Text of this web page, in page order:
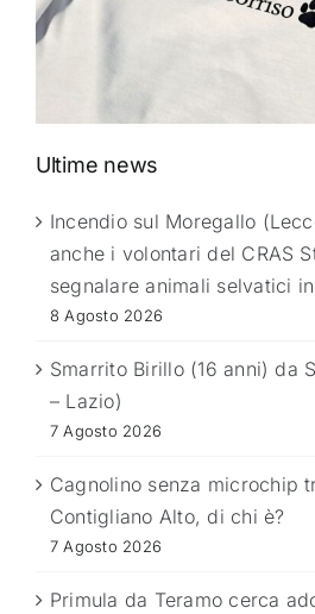
Ultime news
Incendio sul Moregallo
anche i volontari del CRAS
segnalare animali selvatici
8 Agosto 2026
Smarrito Birillo (16 anni) da
– Lazio)
7 Agosto 2026
Cagnolino senza microchip
Contigliano Alto, di chi è?
7 Agosto 2026
Primula da Teramo cerca